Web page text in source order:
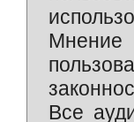
Все